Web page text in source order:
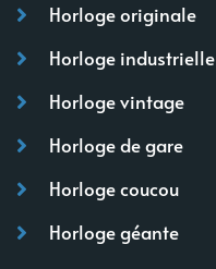
Horloge originale
Horloge industrielle
Horloge vintage
Horloge de gare
Horloge coucou
Horloge géante